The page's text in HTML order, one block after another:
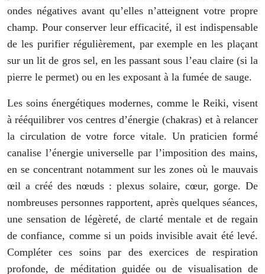
ondes négatives avant qu’elles n’atteignent votre propre
champ. Pour conserver leur efficacité, il est indispensable
de les purifier régulièrement, par exemple en les plaçant
sur un lit de gros sel, en les passant sous l’eau claire (si la
pierre le permet) ou en les exposant à la fumée de sauge.
Les soins énergétiques modernes, comme le Reiki, visent
à rééquilibrer vos centres d’énergie (chakras) et à relancer
la circulation de votre force vitale. Un praticien formé
canalise l’énergie universelle par l’imposition des mains,
en se concentrant notamment sur les zones où le mauvais
œil a créé des nœuds : plexus solaire, cœur, gorge. De
nombreuses personnes rapportent, après quelques séances,
une sensation de légèreté, de clarté mentale et de regain
de confiance, comme si un poids invisible avait été levé.
Compléter ces soins par des exercices de respiration
profonde, de méditation guidée ou de visualisation de